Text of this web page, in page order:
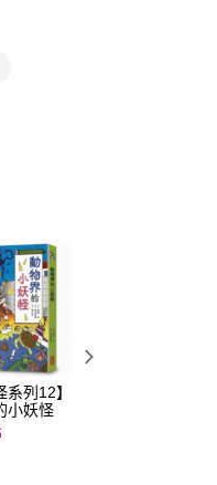
賣／分期付
將以您的個人
訂單，請聯
，若有關於
給付款項請
可使用
不負相關責
，依本公司
司將視審查
使用之情
取法律行
系列12】
小妖怪